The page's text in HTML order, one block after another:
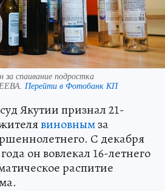
за спаивание подростка
Перейти в Фотобанк КП
Якутии признал 21-
виновнымза
С декабря
года он вовлекал 16-летнего
распитие